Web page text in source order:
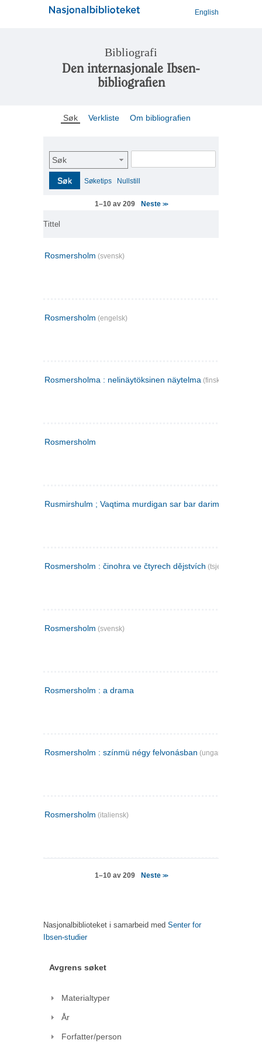
English
Bibliografi
Den internasjonale Ibsen-
bibliografien
Søk Verkliste Om bibliografien
Søk
Søk Søketips Nullstill
1–10 av 209 Neste >>
Tittel
Rosmersholm (svensk)
Rosmersholm (engelsk)
Rosmersholma : nelinäytöksinen näytelma (finsk)
Rosmersholm
Rusmirshulm ; Vaqtima murdigan sar bar darim
Rosmersholm : činohra ve čtyrech dějstvích (tsjekkisk)
Rosmersholm (svensk)
Rosmersholm : a drama
Rosmersholm : színmü négy felvonásban (ungarsk)
Rosmersholm (italiensk)
1–10 av 209 Neste >>
Nasjonalbiblioteket i samarbeid med Senter for
Ibsen-studier
Avgrens søket
Materialtyper
År
Forfatter/person